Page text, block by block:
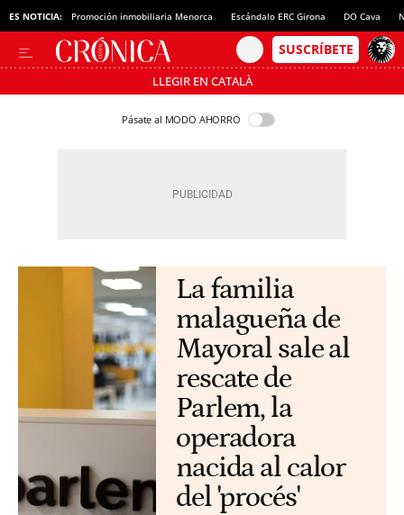
ES NOTICIA: Promoción inmobiliaria Menorca Escándalo ERC Girona DO Cava
LLEGIR EN CATALÀ
Pásate al MODO AHORRO
La familia
malagueña de
Mayoral sale al
rescate de
Parlem, la
operadora
nacida al calor
del 'procés'